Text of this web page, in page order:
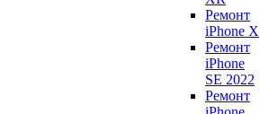
Ремонт
iPhone X
Ремонт
iPhone
SE 2022
Ремонт